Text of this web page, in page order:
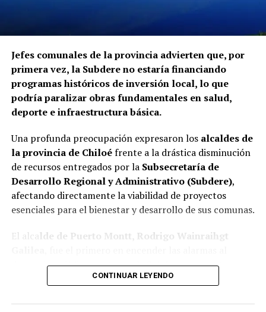
Jefes comunales de la provincia advierten que, por
primera vez, la Subdere no estaría financiando
programas históricos de inversión local, lo que
podría paralizar obras fundamentales en salud,
deporte e infraestructura básica.
Una profunda preocupación expresaron los alcaldes de
la provincia de Chiloéfrente a la drástica disminución
de recursos entregados por la Subsecretaría de
Desarrollo Regional y Administrativo (Subdere),
afectando directamente la viabilidad de proyectos
esenciales para el bienestar y desarrollo de sus comunas.
El alca lde de Puerto Montt, Rodrigo Wainraihgt
denunciar públicamente que la Subdere no cuenta con
fondos para financiar iniciativas del Programa de
Mejoramiento de Barrios (PMB), a pesar de que muchas
CONTINUAR LEYENDO